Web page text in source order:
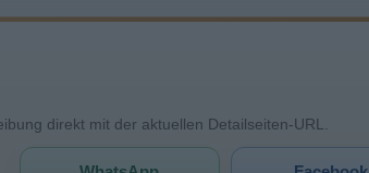
direkt mit der aktuellen Detailseiten-URL.